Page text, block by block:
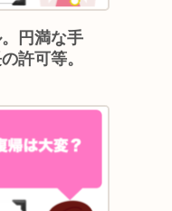
円満な手
許可等。